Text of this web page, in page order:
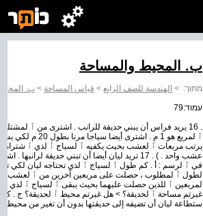
ب. المحيط والمساحة
מתוך: > الهندسة للصف الرابع > قياس المساحة > ب.
עמוד:79
ٱ لمربع هو 1 م .
يرتب مربعات ٱ لعشب بحيث يكفيه ٱ لسياج ٱ لذي ٱ شتراه .
في ٱ لرسم : أ . كم طول ٱ لسياج ٱ لذي تحتاجه ليان لكي
لطول ٱ لمطلوب ، حصلت على مربعين آخرين من ٱ لعشب
لمربعين ٱ للذين حصلت عليهما بحيث يبقى ٱ لسياج ٱ لذي
غيرتم مساحة ٱ لحديقة؟ > هل غيرتم محيط ٱ لحديقة؟ ج .
ستطاعة ليان أن تضيفه إلى حديقتها بدون أن تغير من